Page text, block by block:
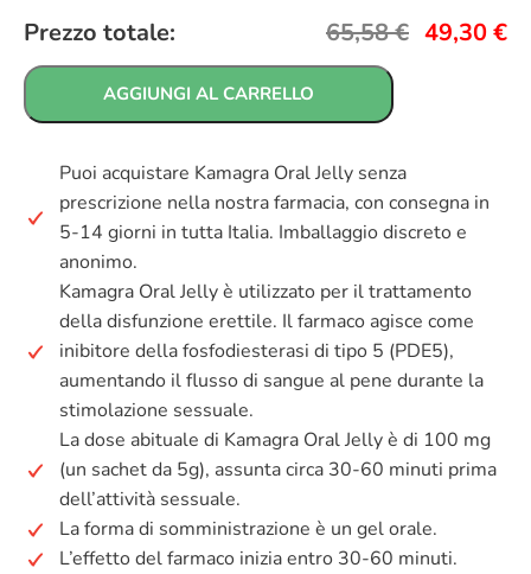
Prezzo totale: 65,58€ 49,30€
AGGIUNGI AL CARRELLO
Puoi acquistare Kamagra Oral Jelly senza
prescrizione nella nostra farmacia, con consegna in
5-14 giorni in tutta Italia. Imballaggio discreto e
anonimo.
Kamagra Oral Jelly è utilizzato per il trattamento
della disfunzione erettile. Il farmaco agisce come
inibitore della fosfodiesterasi di tipo 5 (PDE5),
aumentando il flusso di sangue al pene durante la
stimolazione sessuale.
La dose abituale di Kamagra Oral Jelly è di 100 mg
(un sachet da 5g), assunta circa 30-60 minuti prima
dell’attività sessuale.
La forma di somministrazione è un gel orale.
L’effetto del farmaco inizia entro 30-60 minuti.